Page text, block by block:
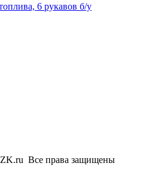
6 рукавов б/у
Все права защищены